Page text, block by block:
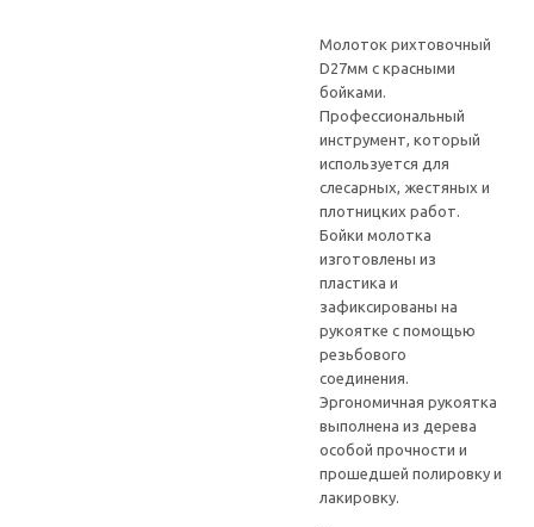
Молоток рихтовочный
D27мм с красными
бойками.
Профессиональный
инструмент, который
используется для
слесарных, жестяных и
плотницких работ.
Бойки молотка
изготовлены из
пластика и
зафиксированы на
рукоятке с помощью
резьбового
соединения.
Эргономичная рукоятка
выполнена из дерева
особой прочности и
прошедшей полировку и
лакировку.